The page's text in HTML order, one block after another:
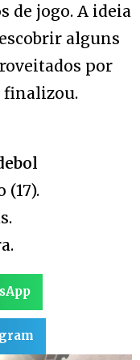
de jogo. A ideia
alguns
por
finalizou.
(17).